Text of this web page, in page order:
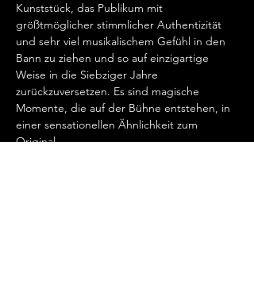
Kunststück, das Publikum mit
größtmöglicher stimmlicher Authentizität
und sehr viel musikalischem Gefühl in den
Bann zu ziehen und so auf einzigartige
Weise in die Siebziger Jahre
zurückzuversetzen. Es sind magische
Momente, die auf der Bühne entstehen, in
einer sensationellen Ähnlichkeit zum
Original.